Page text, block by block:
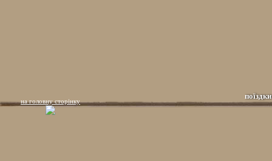
поїздки
на головну сторінку